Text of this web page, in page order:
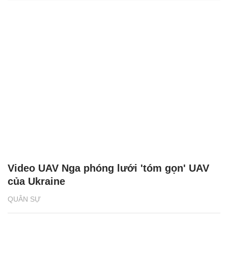
QUÂN SỰ
Video UAV Nga phóng lưới 'tóm gọn' UAV
của Ukraine